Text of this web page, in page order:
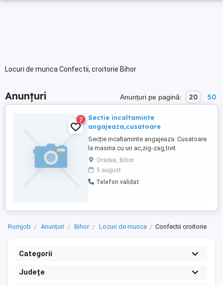
Locuri de munca Confectii, croitorie Bihor
Anunțuri Anunțuri pe pagină: 20 50
7
Sectie incaltaminte
angajeaza,cusatoare
Secție incaltaminte angajeaza: Cusatoare
la masina cu un ac,zig-zag,tivit .
Zona(Piața Mare) Mai multe informații la
tel.
Oradea, Bihor
5 august
Telefon validat
Romjob Anunțuri Bihor Locuri de munca Confectii croitorie
Categorii
Județe